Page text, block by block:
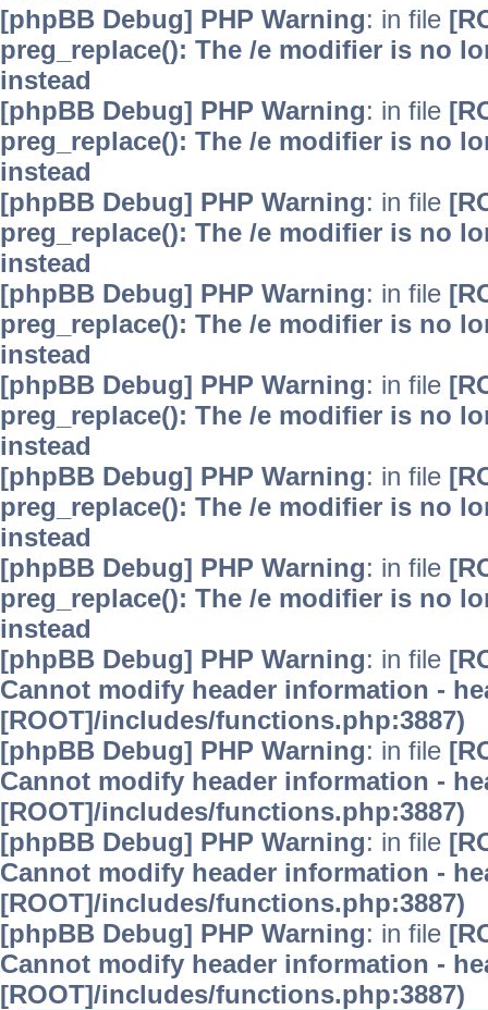
[phpBB Debug] PHP Warning: in file
preg_replace(): The /e modifier is no
instead
[phpBB Debug] PHP Warning: in file
preg_replace(): The /e modifier is no
instead
[phpBB Debug] PHP Warning: in file
preg_replace(): The /e modifier is no
instead
[phpBB Debug] PHP Warning: in file
preg_replace(): The /e modifier is no
instead
[phpBB Debug] PHP Warning: in file
preg_replace(): The /e modifier is no
instead
[phpBB Debug] PHP Warning: in file
preg_replace(): The /e modifier is no
instead
[phpBB Debug] PHP Warning: in file
preg_replace(): The /e modifier is no
instead
[phpBB Debug] PHP Warning: in file
Cannot modify header information -
[ROOT]/includes/functions.php:3887)
[phpBB Debug] PHP Warning: in file
Cannot modify header information -
[ROOT]/includes/functions.php:3887)
[phpBB Debug] PHP Warning: in file
Cannot modify header information -
[ROOT]/includes/functions.php:3887)
[phpBB Debug] PHP Warning: in file
Cannot modify header information -
[ROOT]/includes/functions.php:3887)